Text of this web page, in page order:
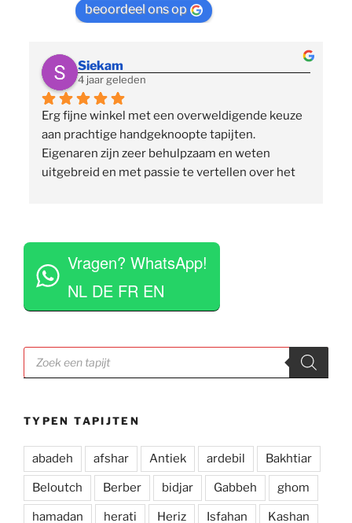
beoordeel ons op
Siekam
4 jaar geleden
Erg fijne winkel met een overweldigende keuze
aan prachtige handgeknoopte tapijten.
Eigenaren zijn zeer behulpzaam en weten
uitgebreid en met passie te vertellen over het
tapijten voor je uit te rollen. Tegelijkertijd niet
opdringerig en geven je rustig de tijd om je
eigen keuze te maken. Tevens erg competitieve
prijzen. Al met al een zeer positieve ervaring en
Vragen? WhatsApp!
NL DE FR EN
Producten
zoeken
TYPEN TAPIJTEN
abadeh afshar Antiek ardebil Bakhtiar
Beloutch Berber bidjar Gabbeh ghom
hamadan herati Heriz Isfahan Kashan